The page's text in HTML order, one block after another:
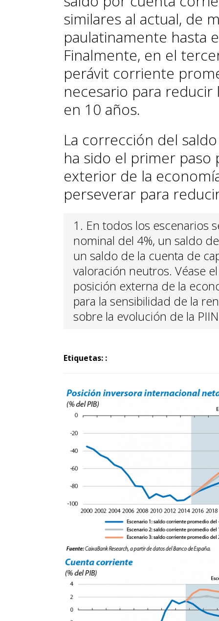
similares al actual, de
paulatinamente hasta
Finalmente, en el
perávit corriente
necesario para reducir
en 10 años.
La corrección del
ha sido el primer paso
exterior de la
perseverar para
1. En todos los escenarios
nominal del 4%, un saldo
un saldo de la cuenta de
valoración neutros. Véase
posición externa de la
para la sensibilidad de la
sobre la evolución de la PIIN
Etiquetas: